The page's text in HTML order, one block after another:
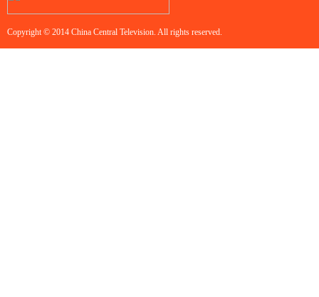
Copyright © 2014 China Central Television. All rights reserved.